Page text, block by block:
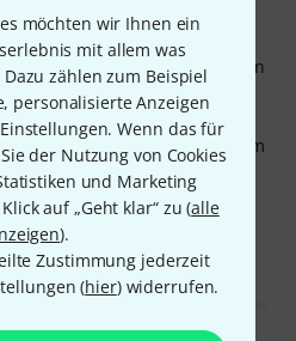
möchten wir Ihnen ein
mit allem was
zählen zum Beispiel
personalisierte Anzeigen
Wenn das für
der Nutzung von Cookies
und Marketing
auf „Geht klar“ zu (alle
).
Zustimmung jederzeit
(hier) widerrufen.
beim Vorverstärker kommt.
XLR-Eingang am Bose L1 Pro
Sie platzieren diesen
wird auf einen Linienpegel
Sie Ihre L1 Pro- und S1-
Stufe stellen, um im
Kurz gesagt, ein nützliches
MELDEN